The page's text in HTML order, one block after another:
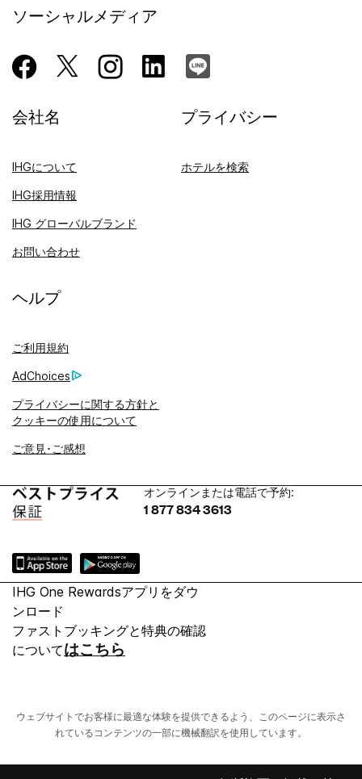
ソーシャルメディア
会社名
IHGについて
IHG採用情報
IHG グローバルブランド
お問い合わせ
プライバシー
ホテルを検索
ヘルプ
ご利用規約
AdChoices
プライバシーに関する方針と
クッキーの使用について
ご意見･ご感想
オンラインまたは電話で予約:
1 877 834 3613
IHG One Rewardsアプリをダウ
ンロード
ファストブッキングと特典の確認
についてはこちら
ウェブサイトでお客様に最適な体験を提供できるよう、このページに表示さ
れているコンテンツの一部に機械翻訳を使用しています。